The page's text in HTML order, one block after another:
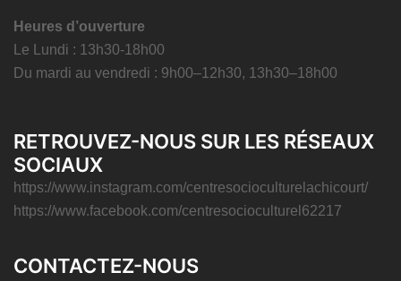
Heures d’ouverture
Le Lundi : 13h30-18h00
Du mardi au vendredi : 9h00–12h30, 13h30–18h00
RETROUVEZ-NOUS SUR LES RÉSEAUX
SOCIAUX
https://www.instagram.com/centresocioculturelachicourt/
https://www.facebook.com/centresocioculturel62217
CONTACTEZ-NOUS